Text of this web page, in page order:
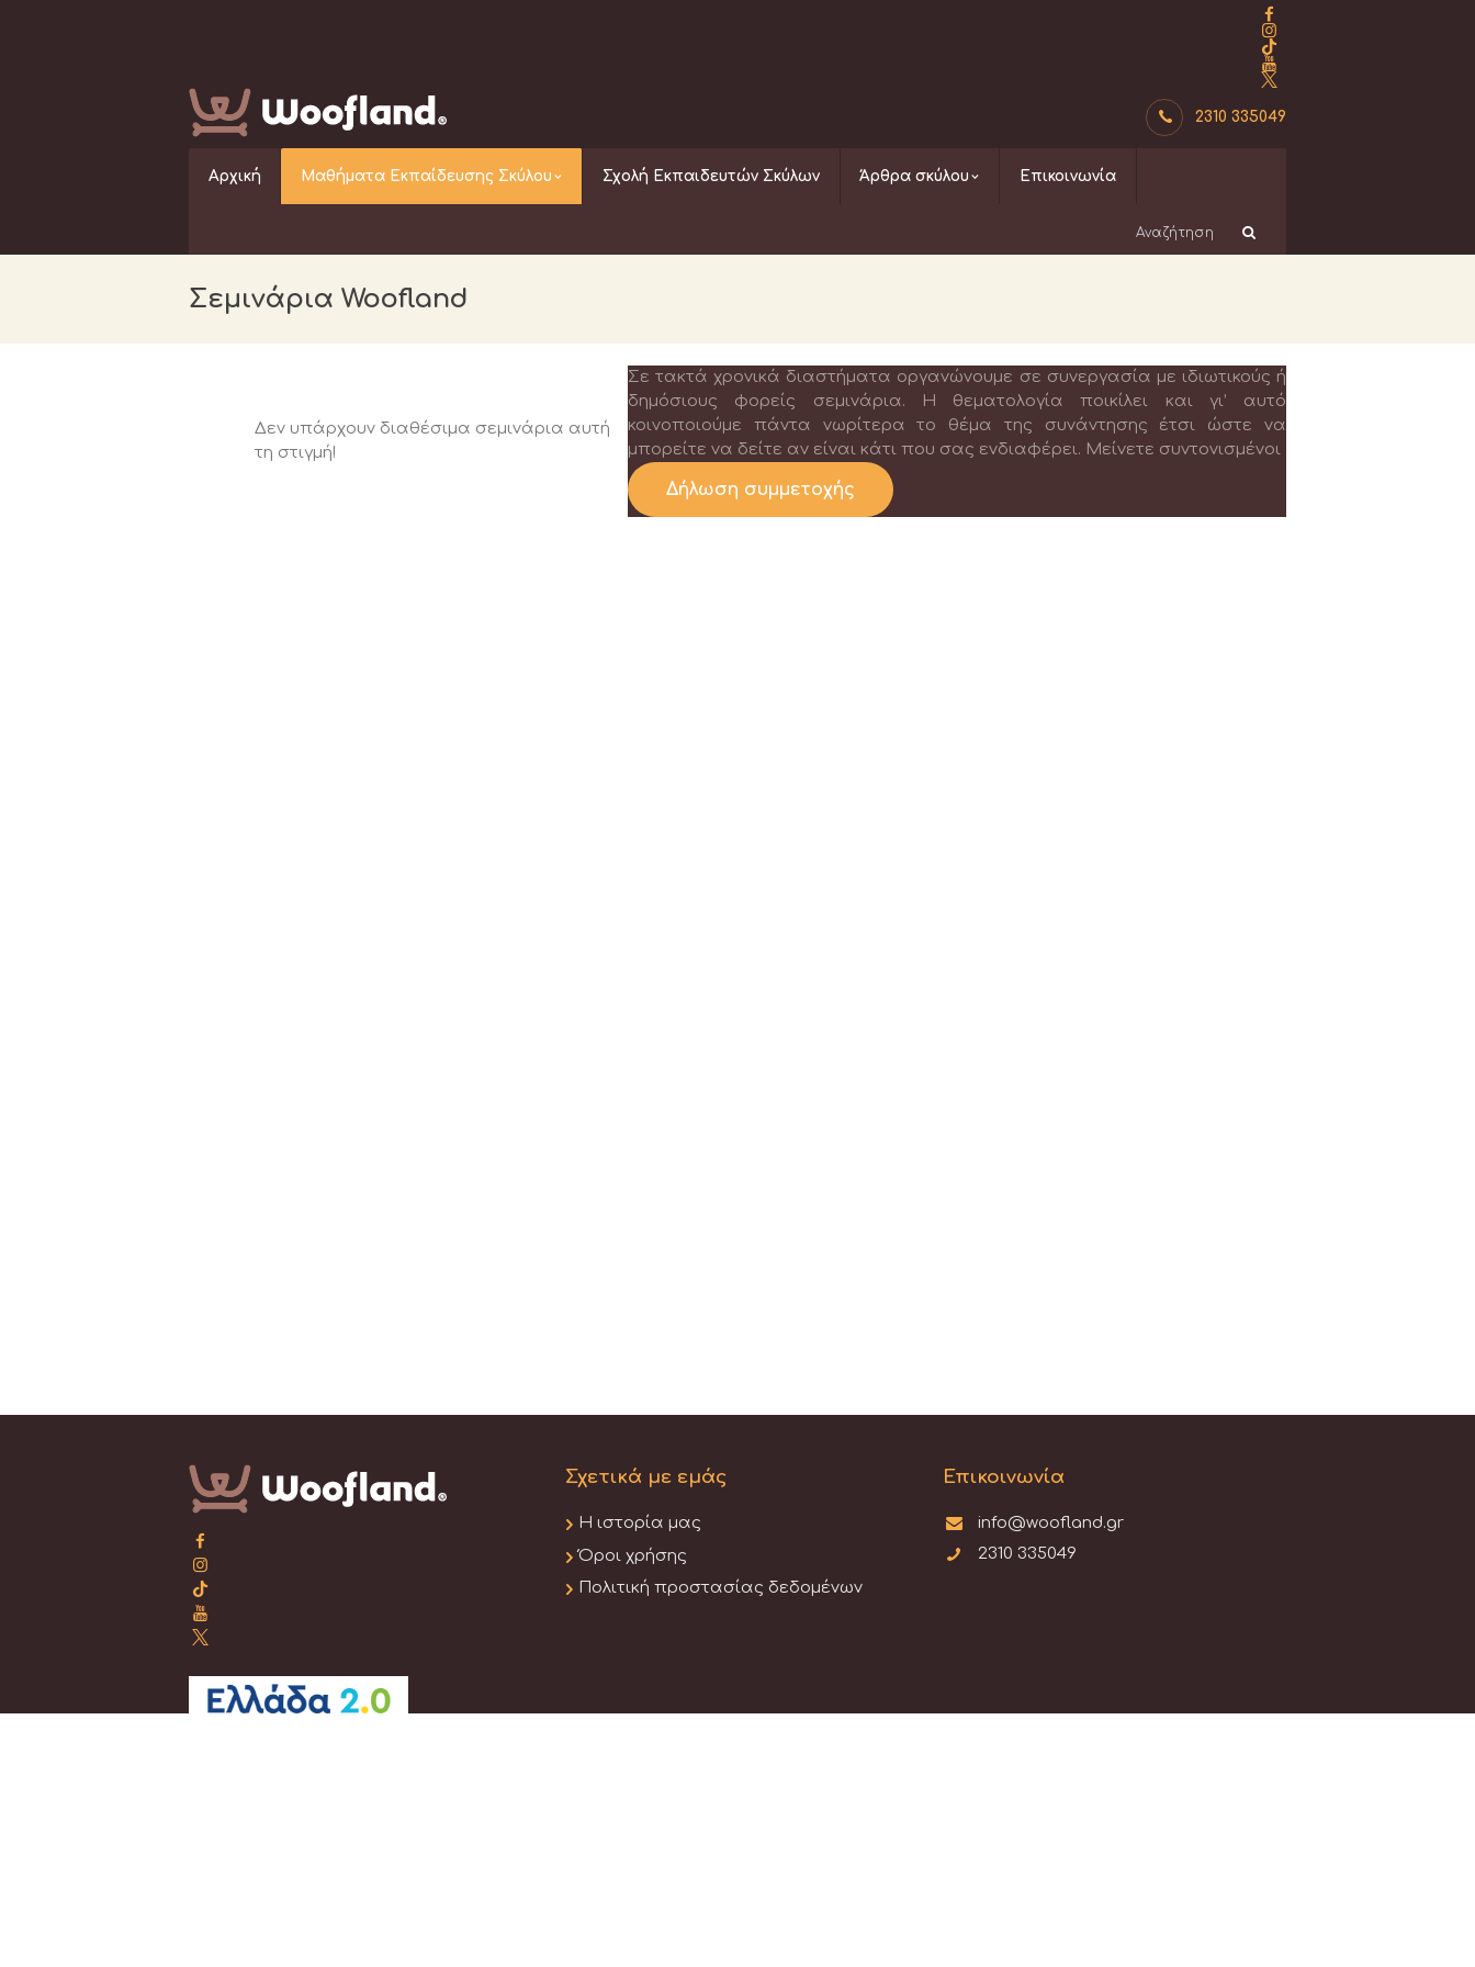
2310 335049
Αρχική Μαθήματα Εκπαίδευσης Σκύλου Σχολή Εκπαιδευτών Σκύλων Άρθρα σκύλου Επικοινωνία
Σεμινάρια Woofland
Σε τακτά χρονικά διαστήματα οργανώνουμε σε συνεργασία με ιδιωτικούς ή
δημόσιους φορείς σεμινάρια. Η θεματολογία ποικίλει και γι’ αυτό
κοινοποιούμε πάντα νωρίτερα το θέμα της συνάντησης έτσι ώστε να
μπορείτε να δείτε αν είναι κάτι που σας ενδιαφέρει. Μείνετε συντονισμένοι
Δήλωση συμμετοχής
Δεν υπάρχουν διαθέσιμα σεμινάρια αυτή
τη στιγμή!
Σχετικά με εμάς
Η ιστορία μας
Όροι χρήσης
Πολιτική προστασίας δεδομένων
Επικοινωνία
info@woofland.gr
2310 335049